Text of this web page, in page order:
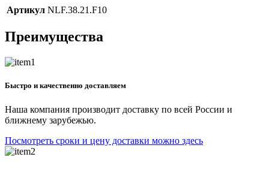
Артикул NLF.38.21.F10
Преимущества
Быстро и качественно доставляем
Наша компания производит доставку по всей России и
ближнему зарубежью.
Посмотреть сроки и цену доставки можно здесь